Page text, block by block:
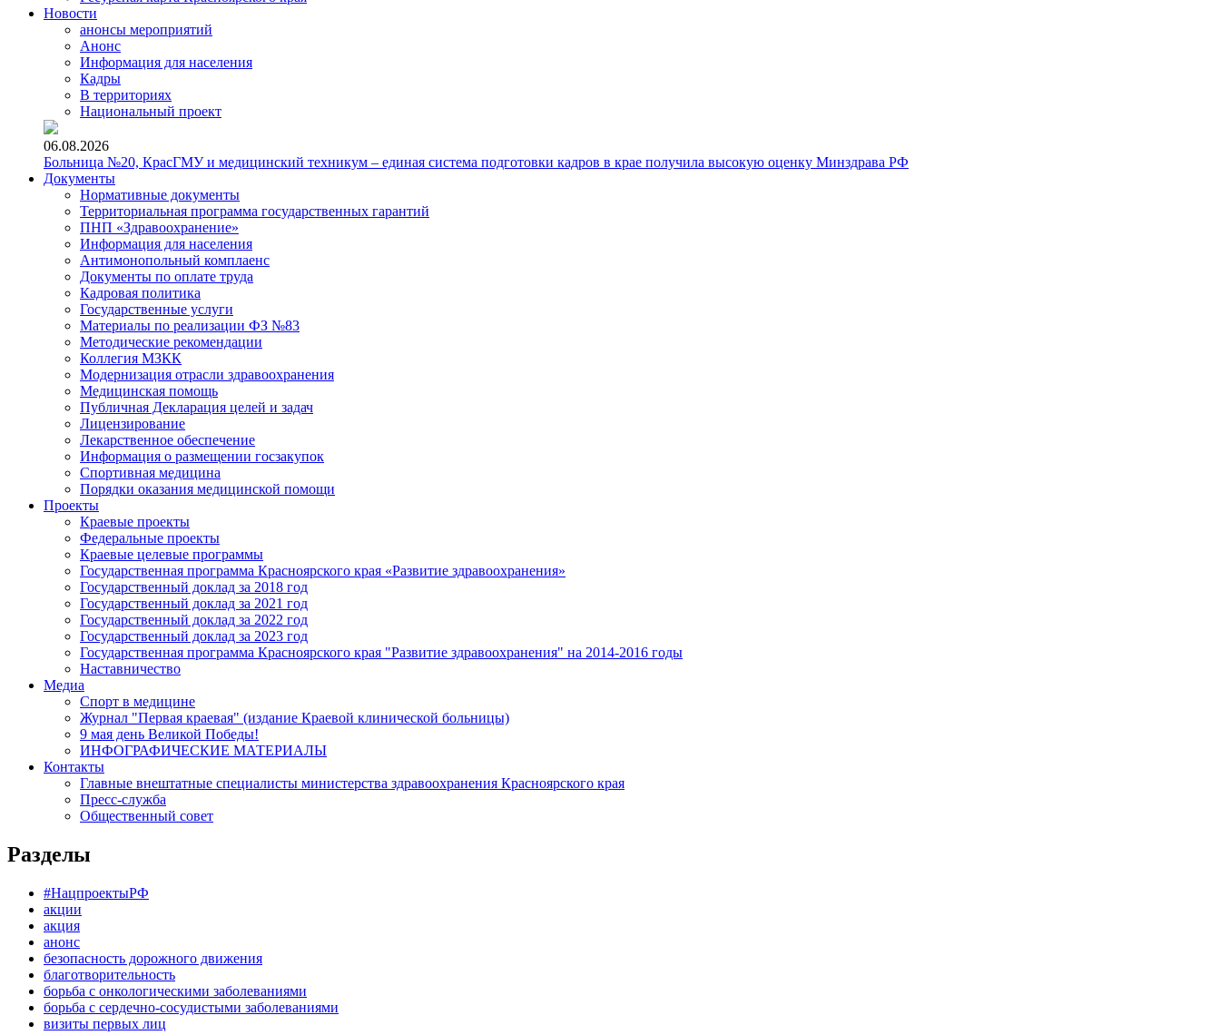
Новости
анонсы мероприятий
Анонс
Информация для населения
Кадры
В территориях
Национальный проект
06.08.2026
Больница №20, КрасГМУ и медицинский техникум – единая система подготовки кадров в крае получила высокую оценку Минздрава РФ
Документы
Нормативные документы
Территориальная программа государственных гарантий
ПНП «Здравоохранение»
Информация для населения
Антимонопольный комплаенс
Документы по оплате труда
Кадровая политика
Государственные услуги
Материалы по реализации ФЗ №83
Методические рекомендации
Коллегия МЗКК
Модернизация отрасли здравоохранения
Медицинская помощь
Публичная Декларация целей и задач
Лицензирование
Лекарственное обеспечение
Информация о размещении госзакупок
Спортивная медицина
Порядки оказания медицинской помощи
Проекты
Краевые проекты
Федеральные проекты
Краевые целевые программы
Государственная программа Красноярского края «Развитие здравоохранения»
Государственный доклад за 2018 год
Государственный доклад за 2021 год
Государственный доклад за 2022 год
Государственный доклад за 2023 год
Государственная программа Красноярского края "Развитие здравоохранения" на 2014-2016 годы
Наставничество
Медиа
Спорт в медицине
Журнал "Первая краевая" (издание Краевой клинической больницы)
9 мая день Великой Победы!
ИНФОГРАФИЧЕСКИЕ МАТЕРИАЛЫ
Контакты
Главные внештатные специалисты министерства здравоохранения Красноярского края
Пресс-служба
Общественный совет
Разделы
#НацпроектыРФ
акции
акция
анонс
безопасность дорожного движения
благотворительность
борьба с онкологическими заболеваниями
борьба с сердечно-сосудистыми заболеваниями
визиты первых лиц